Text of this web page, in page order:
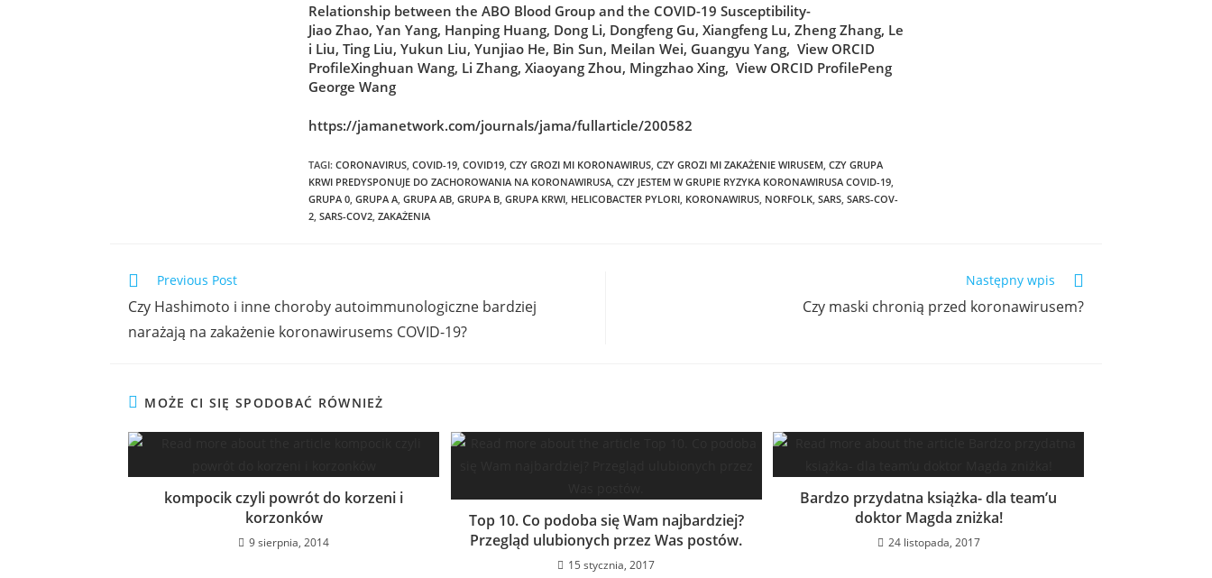
Relationship between the ABO Blood Group and the COVID-19 Susceptibility-
Jiao Zhao, Yan Yang, Hanping Huang, Dong Li, Dongfeng Gu, Xiangfeng Lu, Zheng Zhang, Le
i Liu, Ting Liu, Yukun Liu, Yunjiao He, Bin Sun, Meilan Wei, Guangyu Yang, View ORCID
ProfileXinghuan Wang, Li Zhang, Xiaoyang Zhou, Mingzhao Xing, View ORCID ProfilePeng
George Wang
https://jamanetwork.com/journals/jama/fullarticle/200582
TAGI: CORONAVIRUS COVID-19 COVID19 CZY GROZI MI KORONAWIRUS CZY GROZI MI ZAKAŻENIE WIRUSEM CZY GRUPA
KRWI PREDYSPONUJE DO ZACHOROWANIA NA KORONAWIRUSA CZY JESTEM W GRUPIE RYZYKA KORONAWIRUSA COVID-19
GRUPA 0 GRUPA A GRUPA AB GRUPA B GRUPA KRWI HELICOBACTER PYLORI KORONAWIRUS NORFOLK SARS SARS-COV-
2 SARS-COV2 ZAKAŻENIA
Previous Post
Czy Hashimoto i inne choroby autoimmunologiczne bardziej
narażają na zakażenie koronawirusems COVID-19?
Następny wpis
Czy maski chronią przed koronawirusem?
MOŻE CI SIĘ SPODOBAĆ RÓWNIEŻ
kompocik czyli powrót do korzeni i
korzonków
9 sierpnia, 2014
Top 10. Co podoba się Wam najbardziej?
Przegląd ulubionych przez Was postów.
15 stycznia, 2017
Bardzo przydatna książka- dla team’u
doktor Magda zniżka!
24 listopada, 2017